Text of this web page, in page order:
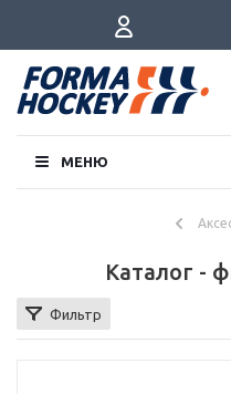
МЕНЮ
Каталог -
Фильтр